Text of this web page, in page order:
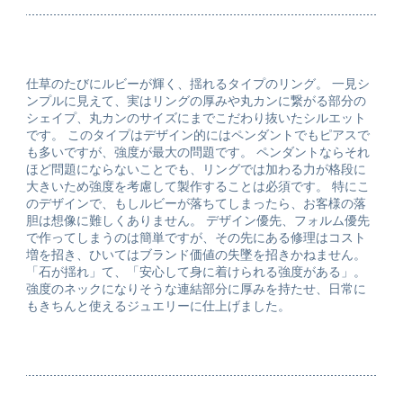
仕草のたびにルビーが輝く、揺れるタイプのリング。 一見シ
ンプルに見えて、実はリングの厚みや丸カンに繋がる部分の
シェイプ、丸カンのサイズにまでこだわり抜いたシルエット
です。 このタイプはデザイン的にはペンダントでもピアスで
も多いですが、強度が最大の問題です。 ペンダントならそれ
ほど問題にならないことでも、リングでは加わる力が格段に
大きいため強度を考慮して製作することは必須です。 特にこ
のデザインで、もしルビーが落ちてしまったら、お客様の落
胆は想像に難しくありません。 デザイン優先、フォルム優先
で作ってしまうのは簡単ですが、その先にある修理はコスト
増を招き、ひいてはブランド価値の失墜を招きかねません。
「石が揺れ」て、「安心して身に着けられる強度がある」。
強度のネックになりそうな連結部分に厚みを持たせ、日常に
もきちんと使えるジュエリーに仕上げました。